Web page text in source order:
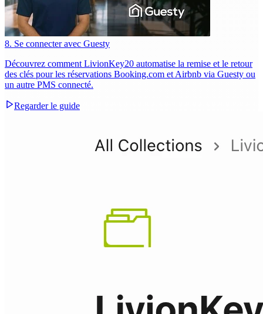
8. Se connecter avec Guesty
Découvrez comment LivionKey20 automatise la remise et le retour
des clés pour les réservations Booking.com et Airbnb via Guesty ou
un autre PMS connecté.
Regarder le guide